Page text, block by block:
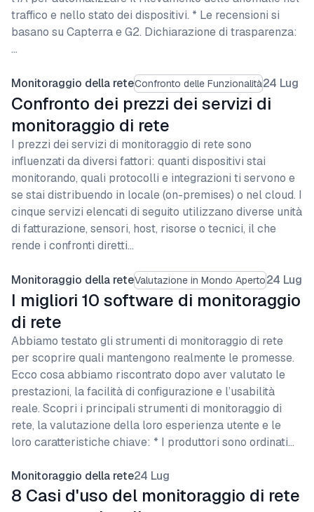
traffico e nello stato dei dispositivi. * Le recensioni si
basano su Capterra e G2. Dichiarazione di trasparenza:
…
Monitoraggio della reteConfronto delle Funzionalità24 Lug
Confronto dei prezzi dei servizi di
monitoraggio di rete
I prezzi dei servizi di monitoraggio di rete sono
influenzati da diversi fattori: quanti dispositivi stai
monitorando, quali protocolli e integrazioni ti servono e
se stai distribuendo in locale (on-premises) o nel cloud. I
cinque servizi elencati di seguito utilizzano diverse unità
di fatturazione, sensori, host, risorse o tecnici, il che
rende i confronti diretti…
Monitoraggio della reteValutazione in Mondo Aperto24 Lug
I migliori 10 software di monitoraggio
di rete
Abbiamo testato gli strumenti di monitoraggio di rete
per scoprire quali mantengono realmente le promesse.
Ecco cosa abbiamo riscontrato dopo aver valutato le
prestazioni, la facilità di configurazione e l’usabilità
reale. Scopri i principali strumenti di monitoraggio di
rete, la valutazione della loro esperienza utente e le
loro caratteristiche chiave: * I produttori sono ordinati…
Monitoraggio della rete24 Lug
8 Casi d'uso del monitoraggio di rete